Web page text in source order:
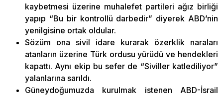
kaybetmesi üzerine muhalefet partileri ağız birliği
yapıp “Bu bir kontrollü darbedir” diyerek ABD’nin
yenilgisine ortak oldular.
Sözüm ona sivil idare kurarak özerklik naraları
atanların üzerine Türk ordusu yürüdü ve hendekleri
kapattı. Aynı ekip bu sefer de “Siviller katlediliyor”
yalanlarına sarıldı.
Güneydoğumuzda kurulmak istenen ABD-İsrail